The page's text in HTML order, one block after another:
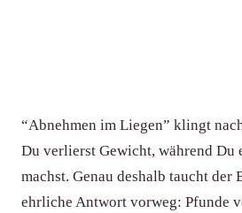
“Abnehmen im Liegen” klingt
Du verlierst Gewicht, während Du
machst. Genau deshalb taucht
ehrliche Antwort vorweg: Pfunde